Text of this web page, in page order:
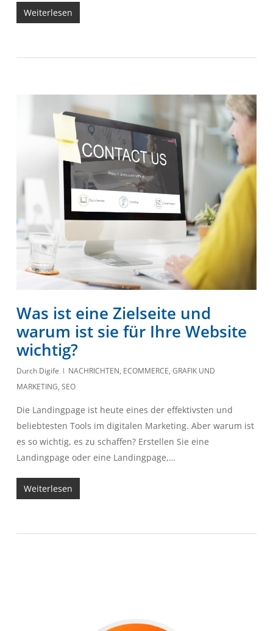
Weiterlesen
Was ist eine Zielseite und
warum ist sie für Ihre Website
wichtig?
Durch Digife NACHRICHTEN, ECOMMERCE, GRAFIK UND
MARKETING, SEO
Die Landingpage ist heute eines der effektivsten und
beliebtesten Tools im digitalen Marketing. Aber warum ist
es so wichtig, es zu schaffen? Erstellen Sie eine
Landingpage oder eine Landingpage,…
Weiterlesen